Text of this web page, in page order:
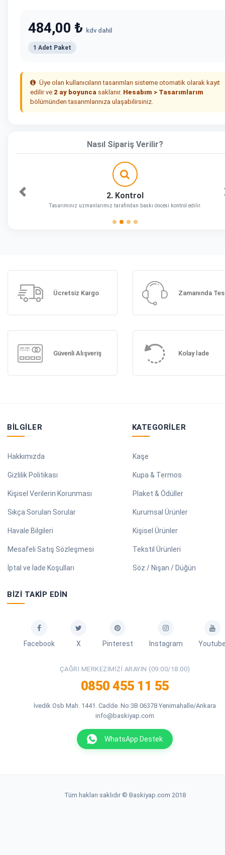
484,00 ₺ kdv dahil
1 Adet Paket
Üye olan kullanıcıların tasarımları sisteme otomatik olarak kayıt
edilir ve 2 ay boyunca saklanır. Hesabım > Tasarımlarım
bölümünden tasarımlarınıza ulaşabilirsiniz.
Nasıl Sipariş Verilir?
2. Kontrol
Tasarımınız uzmanlarımız tarafından baskı öncesi kontrol edilir.
Önceki
Ücretsiz Kargo Zamanında
Güvenli Alışveriş Kolay İade
BILGILER
Hakkımızda
Gizlilik Politikası
Kişisel Verilerin Korunması
Sıkça Sorulan Sorular
Havale Bilgileri
Mesafeli Satış Sözleşmesi
İptal ve İade Koşulları
KATEGORILER
Kaşe
Kupa & Termos
Plaket & Ödüller
Kurumsal Ürünler
Kişisel Ürünler
Tekstil Ürünleri
Söz / Nişan / Düğün
BIZI TAKIP EDIN
Facebook X Pinterest Instagram
ÇAĞRI MERKEZIMIZI ARAYIN (09:00/18:00)
0850 455 11 55
İvedik Osb Mah. 1441. Cadde. No:3B 06378 Yenimahalle/Ankara
info@baskiyap.com
WhatsApp Destek
Tüm hakları saklıdır © Baskiyap.com 2018